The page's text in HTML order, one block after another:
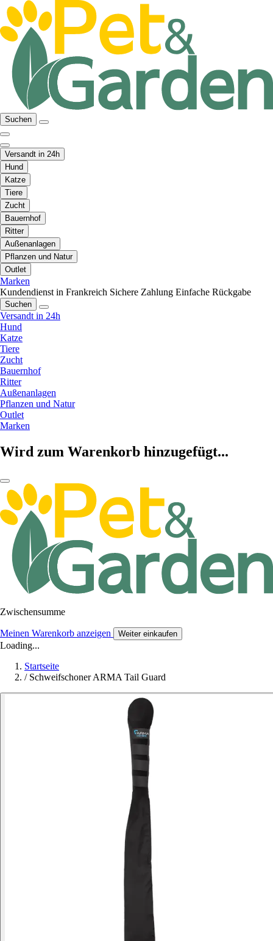
Suchen
Versandt in 24h
Hund
Katze
Tiere
Zucht
Bauernhof
Ritter
Außenanlagen
Pflanzen und Natur
Outlet
Marken
Kundendienst in Frankreich Sichere Zahlung Einfache Rückgabe
Suchen
Versandt in 24h
Hund
Katze
Tiere
Zucht
Bauernhof
Ritter
Außenanlagen
Pflanzen und Natur
Outlet
Marken
Wird zum Warenkorb hinzugefügt...
Zwischensumme
Meinen Warenkorb anzeigen Weiter einkaufen
Loading...
Startseite
/ Schweifschoner ARMA Tail Guard